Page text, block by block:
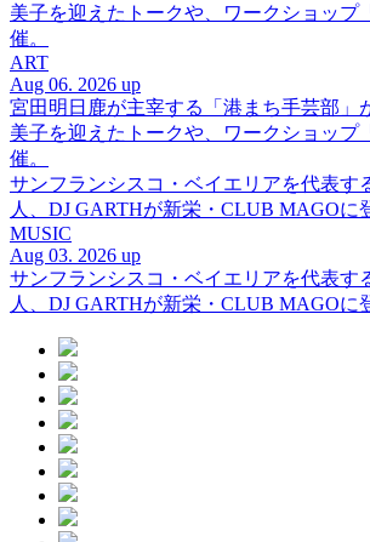
美子を迎えたトークや、ワークショップ
催。
ART
Aug 06. 2026 up
宮田明日鹿が主宰する「港まち手芸部」
美子を迎えたトークや、ワークショップ
催。
サンフランシスコ・ベイエリアを代表す
人、DJ GARTHが新栄・CLUB MAGOに
MUSIC
Aug 03. 2026 up
サンフランシスコ・ベイエリアを代表す
人、DJ GARTHが新栄・CLUB MAGOに